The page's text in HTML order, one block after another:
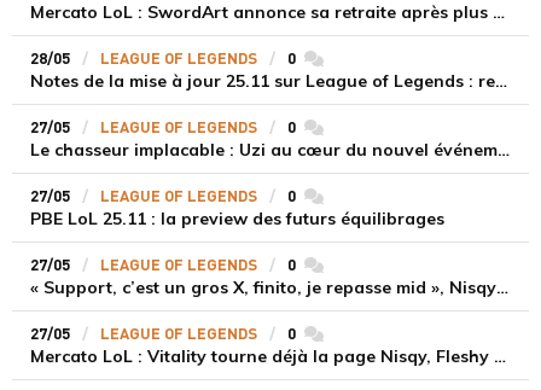
Mercato LoL : SwordArt annonce sa retraite après plus de douze ans de carrière professionnelle
28/05 LEAGUE OF LEGENDS 0 commentaires
Notes de la mise à jour 25.11 sur League of Legends : rework de Garen et équilibrages
27/05 LEAGUE OF LEGENDS 0 commentaires
Le chasseur implacable : Uzi au cœur du nouvel événement Hall of Legends
27/05 LEAGUE OF LEGENDS 0 commentaires
PBE LoL 25.11 : la preview des futurs équilibrages
27/05 LEAGUE OF LEGENDS 0 commentaires
« Support, c’est un gros X, finito, je repasse mid », Nisqy revient sur son départ de Vitality et la fin de son rôle-swap
27/05 LEAGUE OF LEGENDS 0 commentaires
Mercato LoL : Vitality tourne déjà la page Nisqy, Fleshy attendu comme nouveau support de l'équipe LEC